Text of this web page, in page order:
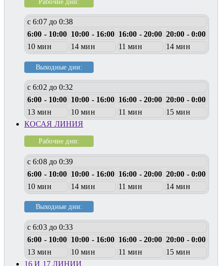
с 6:07 до 0:38
6:00 - 10:00 10:00 - 16:00 16:00 - 20:00 20:00 - 0:00
10 мин
14 мин 11 мин 14 мин
Выходные дни:
с 6:02 до 0:32
6:00 - 10:00 10:00 - 16:00 16:00 - 20:00 20:00 - 0:00
13 мин
10 мин 11 мин
15 мин
КОСАЯ ЛИНИЯ
Рабочие дни:
с 6:08 до 0:39
6:00 - 10:00 10:00 - 16:00 16:00 - 20:00 20:00 - 0:00
10 мин
14 мин 11 мин 14 мин
Выходные дни:
с 6:03 до 0:33
6:00 - 10:00 10:00 - 16:00 16:00 - 20:00 20:00 - 0:00
13 мин
10 мин 11 мин
15 мин
16 И 17 ЛИНИИ